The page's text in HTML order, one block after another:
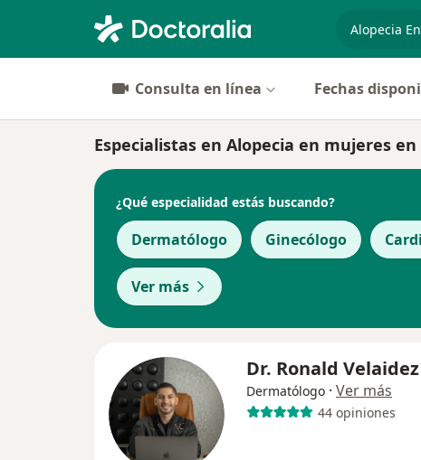
Consulta en línea Fechas
Especialistas en Alopecia en mujeres
¿Qué especialidad estás buscando?
Dermatólogo Ginecólogo
Ver más
Dr. Ronald Velaidez
Dermatólogo · Ver más
44 opiniones